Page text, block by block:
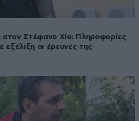
στον Στέφανο Χίο: Πληροφορίες
εξέλιξη οι έρευνες της